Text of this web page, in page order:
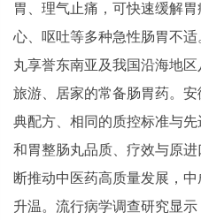
胃、理气止痛，可快速缓解
心、呕吐等多种急性肠胃不
丸享誉东南亚及我国沿海地区
旅游、居家的常备肠胃药。
典配方、相同的质控标准与
和胃整肠丸品质、疗效与原
断推动中医药高质量发展，
升温。流行病学调查研究显